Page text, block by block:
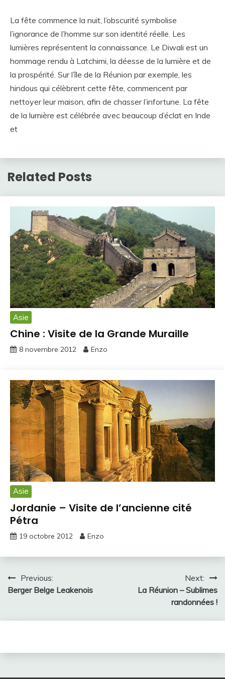
La fête commence la nuit, l’obscurité symbolise
l’ignorance de l’homme sur son identité réelle. Les
lumières représentent la connaissance. Le Diwali est un
hommage rendu à Latchimi, la déesse de la lumière et de
la prospérité. Sur l’île de la Réunion par exemple, les
hindous qui célèbrent cette fête, commencent par
nettoyer leur maison, afin de chasser l’infortune. La fête
de la lumière est célébrée avec beaucoup d’éclat en Inde
et
Related Posts
Asie
Chine : Visite de la Grande Muraille
8 novembre 2012 Enzo
Asie
Jordanie – Visite de l’ancienne cité
Pétra
19 octobre 2012 Enzo
Navigation
de
l’article
Previous:
Berger Belge Leakenois
Next:
La Réunion – Sublimes
randonnées !